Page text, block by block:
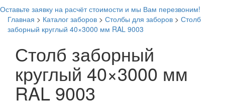
Оставьте заявку на расчёт стоимости и мы Вам перезвоним!
Главная > Каталог заборов > Столбы для заборов > Столб
заборный круглый 40×3000 мм RAL 9003
Столб заборный
круглый 40×3000 мм
RAL 9003